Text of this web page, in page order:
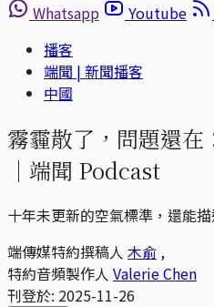
Whatsapp
Youtube
播客
端聞 | 新聞播客
中國
霧霾散了，問題還在
｜端聞 Podcast
十年未更新的空氣標準，還能
端傳媒特約撰稿人 木俞 ,
特約音頻製作人 Valerie Chen
刊登於: 2025-11-26